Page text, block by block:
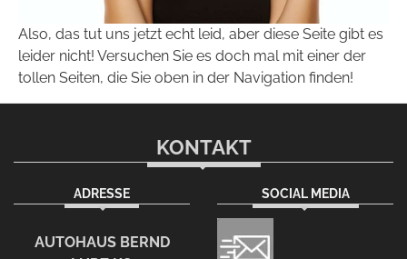
Also, das tut uns jetzt echt leid, aber diese Seite gibt es
leider nicht! Versuchen Sie es doch mal mit einer der
tollen Seiten, die Sie oben in der Navigation finden!
KONTAKT
ADRESSE
AUTOHAUS BERND
SOCIAL MEDIA